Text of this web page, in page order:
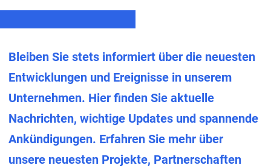
Bleiben Sie stets informiert über die neuesten
Entwicklungen und Ereignisse in unserem
Unternehmen. Hier finden Sie aktuelle
Nachrichten, wichtige Updates und spannende
Ankündigungen. Erfahren Sie mehr über
unsere neuesten Projekte, Partnerschaften